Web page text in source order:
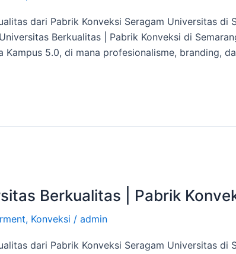
dari Pabrik Konveksi Seragam Universitas
Berkualitas | Pabrik Konveksi di
Kampus 5.0, di mana profesionalisme, branding,
Berkualitas | Pabrik
, Konveksi / admin
dari Pabrik Konveksi Seragam Universitas